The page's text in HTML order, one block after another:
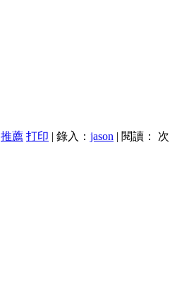
推薦 打印 | 錄入： jason | 閱讀：
次